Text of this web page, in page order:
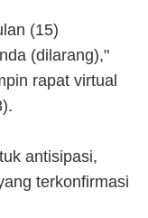
(15)
(dilarang),"
rapat virtual
antisipasi,
terkonfirmasi